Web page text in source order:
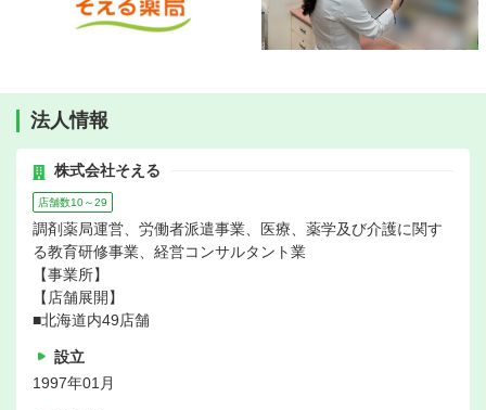
法人情報
株式会社そえる
店舗数10～29
調剤薬局運営、労働者派遣事業、医療、薬学及び介護に関す
る教育研修事業、経営コンサルタント業
【事業所】
【店舗展開】
■北海道内49店舗
設立
1997年01月